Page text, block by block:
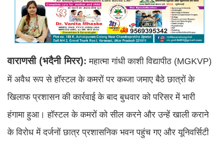
वाराणसी (भदैनी मिरर): महात्मा गांधी काशी विद्यापीठ (MGKVP)
में अवैध रूप से हॉस्टल के कमरों पर कब्जा जमाए बैठे छात्रों के
खिलाफ प्रशासन की कार्रवाई के बाद बुधवार को परिसर में भारी
हंगामा हुआ। हॉस्टल के कमरों को सील करने और उन्हें खाली कराने
के विरोध में दर्जनों छात्र प्रशासनिक भवन पहुंच गए और यूनिवर्सिटी